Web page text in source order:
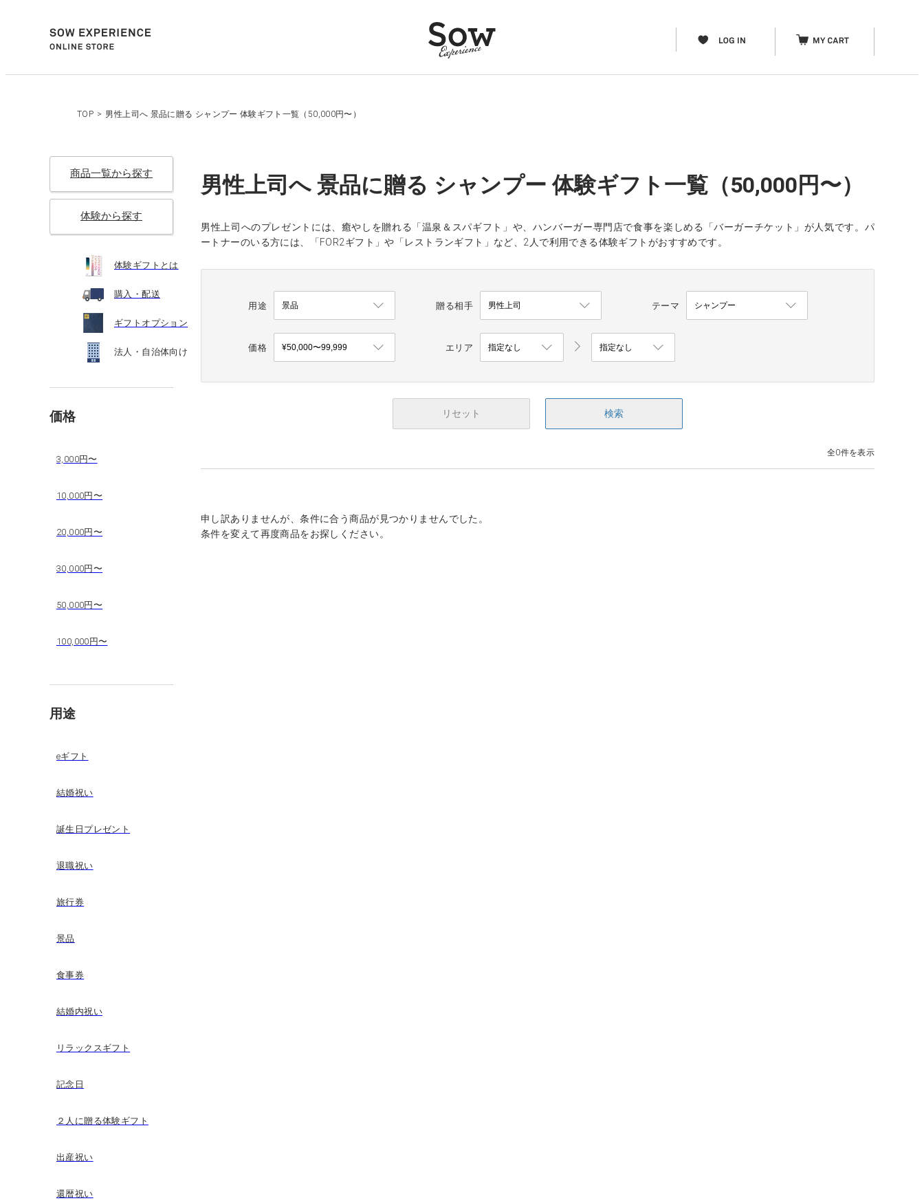
TOP > 男性上司へ 景品に贈る シャンプー 体験ギフト一覧（50,000円〜）
商品一覧から探す
体験から探す
体験ギフトとは
購入・配送
ギフトオプション
法人・自治体向け
価格
3,000円〜
10,000円〜
20,000円〜
30,000円〜
50,000円〜
100,000円〜
用途
eギフト
結婚祝い
誕生日プレゼント
退職祝い
旅行券
景品
食事券
結婚内祝い
リラックスギフト
記念日
２人に贈る体験ギフト
出産祝い
還暦祝い
男性上司へ 景品に贈る シャンプー 体験ギフト一覧（50,000円〜）
男性上司へのプレゼントには、癒やしを贈れる「温泉＆スパギフト」や、ハンバーガー専門店で食事を楽しめる「バーガーチケット」が人気です。パ
ートナーのいる方には、「FOR2ギフト」や「レストランギフト」など、2人で利用できる体験ギフトがおすすめです。
用途 贈る相手 テーマ
価格 エリア
リセット 検索
全0件を表示
申し訳ありませんが、条件に合う商品が見つかりませんでした。
条件を変えて再度商品をお探しください。